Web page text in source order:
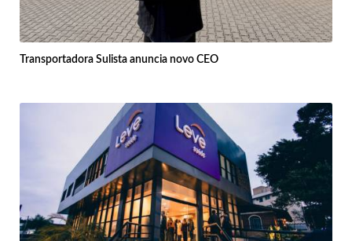
Transportadora Sulista anuncia novo CEO